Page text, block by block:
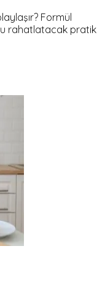
Formül
rahatlatacak pratik